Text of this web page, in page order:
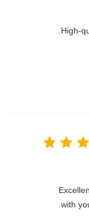
High-
with